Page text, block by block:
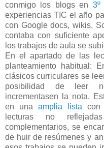
conmigo los blogs en 3º
experiencias TIC el año
con Google docs, wikis,
contaba con suficiente
los trabajos de aula se
En el apartado de las
planteamiento habitual:
clásicos curriculares se
posibilidad de leer
incrementasen la nota.
en una amplia listacon
lecturas no
complementarios, se
de huir de resúmenes y